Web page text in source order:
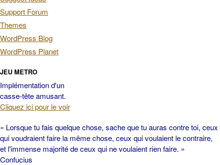
Support Forum
Themes
WordPress Blog
WordPress Planet
JEU METRO
Implémentation d'un
casse-tête amusant.
Cliquez ici pour le voir
« Lorsque tu fais quelque chose, sache que tu auras contre toi, ceux
qui voudraient faire la même chose, ceux qui voulaient le contraire,
et l'immense majorité de ceux qui ne voulaient rien faire. »
Confucius